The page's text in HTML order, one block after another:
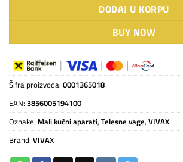
DODAJ U KORPU
BUY NOW
Šifra proizvoda: 0001365018
EAN: 3856005194100
Oznake: Mali kućni aparati, Telesne vage, VIVAX
Brand: VIVAX